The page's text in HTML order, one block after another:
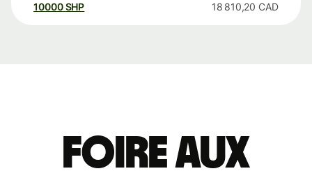
10000 SHP 18 810,20 CAD
Foire aux